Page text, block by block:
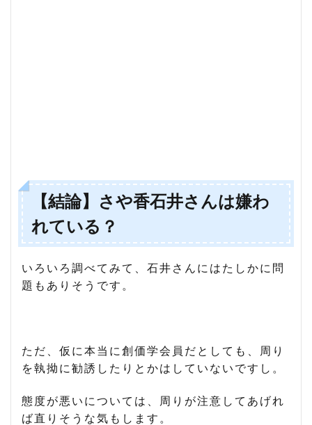
【結論】さや香石井さんは嫌わ
れている？
いろいろ調べてみて、石井さんにはたしかに問
題もありそうです。
ただ、仮に本当に創価学会員だとしても、周り
を執拗に勧誘したりとかはしていないですし。
態度が悪いについては、周りが注意してあげれ
ば直りそうな気もします。